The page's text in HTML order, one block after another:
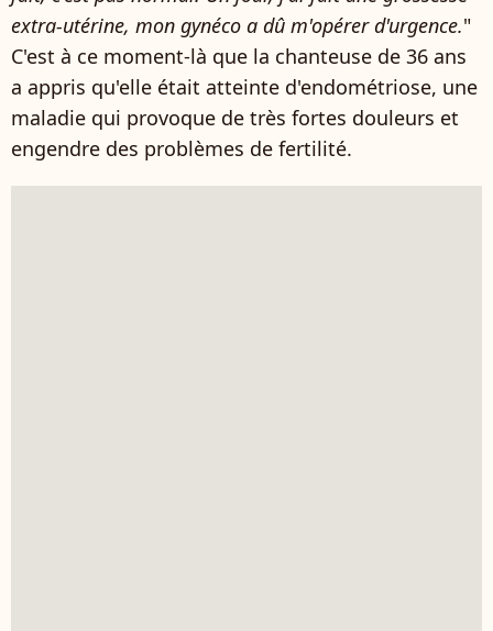
extra-utérine, mon gynéco a dû m'opérer d'urgence."
C'est à ce moment-là que la chanteuse de 36 ans
a appris qu'elle était atteinte d'endométriose, une
maladie qui provoque de très fortes douleurs et
engendre des problèmes de fertilité.